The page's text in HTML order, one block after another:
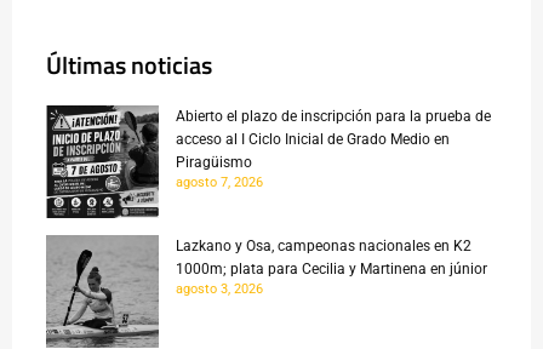
Últimas noticias
Abierto el plazo de inscripción para la prueba de
acceso al I Ciclo Inicial de Grado Medio en
Piragüismo
agosto 7, 2026
Lazkano y Osa, campeonas nacionales en K2
1000m; plata para Cecilia y Martinena en júnior
agosto 3, 2026